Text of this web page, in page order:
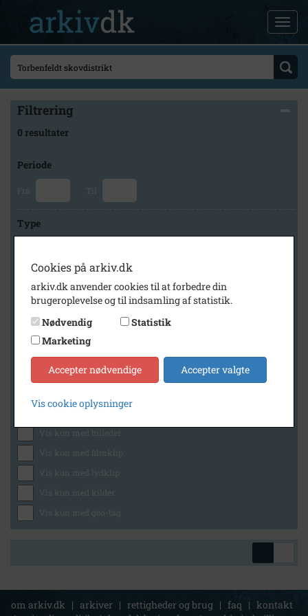
Filtrering
0 resultater
Periode
Fra Til
Type
Arkiv
Holbæk Arkiverne/Jyderup
Generelt
Vis kun med billeder
Vis kun med filmklip
Vis kun med lydklip
Vis kun med kilder
Vis kun med geo-tag
om arkiv.dk | arkiver | rettigheder og brug | faq | kontakt
Cookies på arkiv.dk
arkiv.dk anvender cookies til at forbedre din
brugeroplevelse og til indsamling af statistik.
Nødvendig
Statistik
Marketing
Accepter nødvendige Accepter valgte
Vis cookie oplysninger